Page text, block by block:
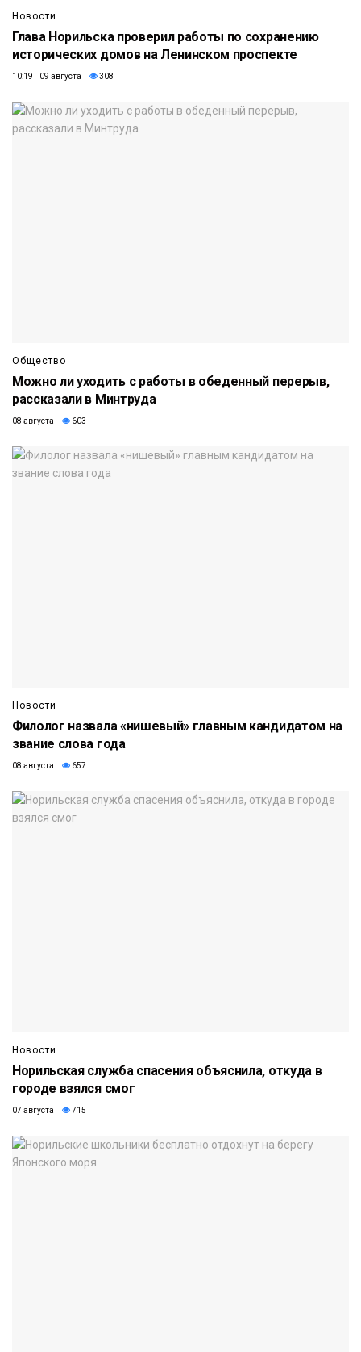
Новости
Глава Норильска проверил работы по сохранению
исторических домов на Ленинском проспекте
10:19 09 августа 308
Общество
Можно ли уходить с работы в обеденный перерыв,
рассказали в Минтруда
08 августа 603
Новости
Филолог назвала «нишевый» главным кандидатом на
звание слова года
08 августа 657
Новости
Норильская служба спасения объяснила, откуда в
городе взялся смог
07 августа 715